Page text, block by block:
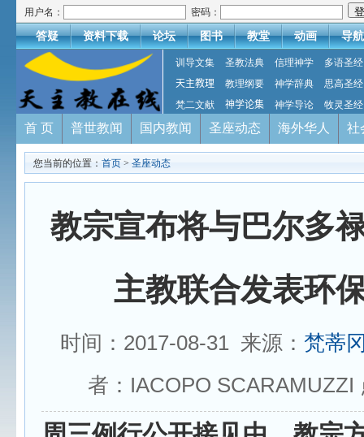
用户名： 密码：
答疑 资料下载 论坛 图书 教堂 动画 导航
训导文集 圣教法典 信理神学
多语圣经
天主教理
教理纲要 神学辞典
思高圣经
梵二文献
神学论集 神学导论 牧灵圣经
首 页 普世教闻 国内教闻 圣座动态 海外华人 社
您当前的位置： 首页 > 圣座动态
教宗宣布将与巴尔多
主教联合发表环
时间：2017-08-31 来源： 梵蒂
者：IACOPO SCARAMUZZI